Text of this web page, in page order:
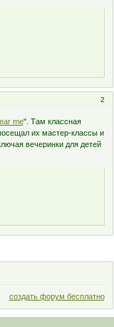
2
me". Там классная
их мастер-классы и
вечеринки для детей
создать форум бесплатно